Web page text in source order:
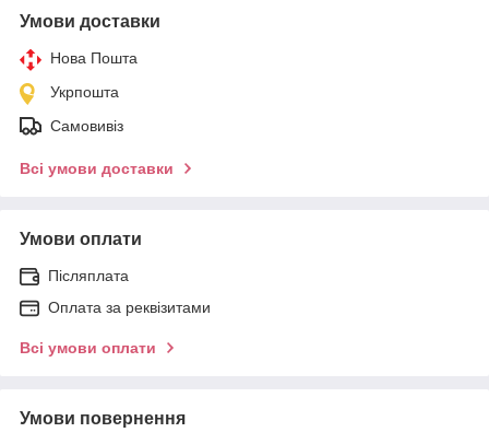
Умови доставки
Нова Пошта
Укрпошта
Самовивіз
Всі умови доставки
Умови оплати
Післяплата
Оплата за реквізитами
Всі умови оплати
Умови повернення